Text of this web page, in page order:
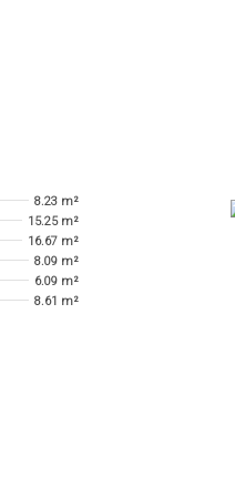
8.23 m²
15.25 m²
16.67 m²
8.09 m²
6.09 m²
8.61 m²